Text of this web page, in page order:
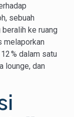
sebuah
beralih ke ruang
melaporkan
% dalam satu
lounge, dan